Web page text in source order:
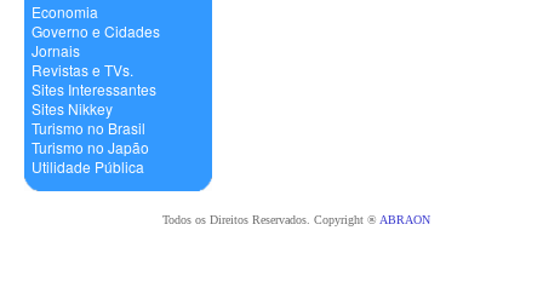
Economia
Governo e Cidades
Jornais
Revistas e TVs.
Sites Interessantes
Sites Nikkey
Turismo no Brasil
Turismo no Japão
Utilidade Pública
Todos os Direitos Reservados. Copyright ® ABRAON